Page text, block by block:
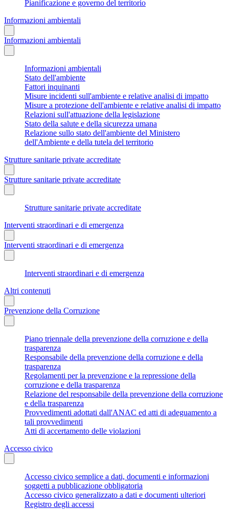
Pianificazione e governo del territorio
Informazioni ambientali
Informazioni ambientali
Informazioni ambientali
Stato dell'ambiente
Fattori inquinanti
Misure incidenti sull'ambiente e relative analisi di impatto
Misure a protezione dell'ambiente e relative analisi di impatto
Relazioni sull'attuazione della legislazione
Stato della salute e della sicurezza umana
Relazione sullo stato dell'ambiente del Ministero
dell'Ambiente e della tutela del territorio
Strutture sanitarie private accreditate
Strutture sanitarie private accreditate
Strutture sanitarie private accreditate
Interventi straordinari e di emergenza
Interventi straordinari e di emergenza
Interventi straordinari e di emergenza
Altri contenuti
Prevenzione della Corruzione
Piano triennale della prevenzione della corruzione e della
trasparenza
Responsabile della prevenzione della corruzione e della
trasparenza
Regolamenti per la prevenzione e la repressione della
corruzione e della trasparenza
Relazione del responsabile della prevenzione della corruzione
e della trasparenza
Provvedimenti adottati dall'ANAC ed atti di adeguamento a
tali provvedimenti
Atti di accertamento delle violazioni
Accesso civico
Accesso civico semplice a dati, documenti e informazioni
soggetti a pubblicazione obbligatoria
Accesso civico generalizzato a dati e documenti ulteriori
Registro degli accessi